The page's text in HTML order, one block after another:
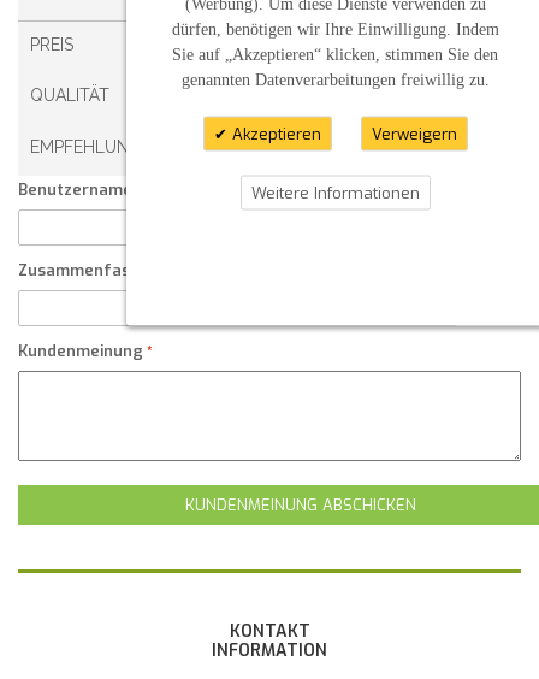
PREIS
QUALITÄT
EMPFEHLUNG
Benutzername:
Zusammenfassung Ihrer Kundenmeinung
Kundenmeinung
KUNDENMEINUNG ABSCHICKEN
KONTAKT
INFORMATION
dürfen, benötigen wir Ihre Einwilligung. Indem
Sie auf „Akzeptieren“ klicken, stimmen Sie den
genannten Datenverarbeitungen freiwillig zu.
Akzeptieren Verweigern
Weitere Informationen